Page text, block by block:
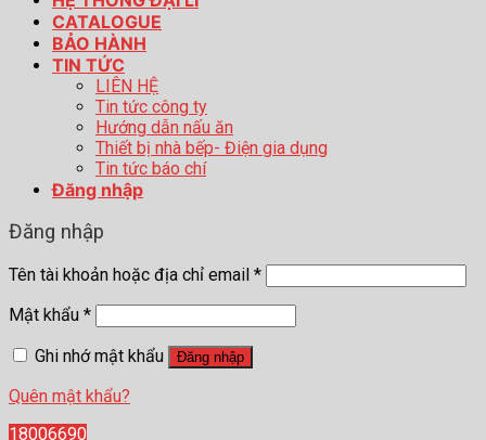
CATALOGUE
BẢO HÀNH
TIN TỨC
LIÊN HỆ
Tin tức công ty
Hướng dẫn nấu ăn
Thiết bị nhà bếp- Điện gia dụng
Tin tức báo chí
Đăng nhập
Đăng nhập
Tên tài khoản hoặc địa chỉ email *
Mật khẩu *
Ghi nhớ mật khẩu
Đăng nhập
Quên mật khẩu?
18006690